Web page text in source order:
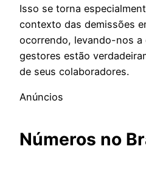
Isso se torna
contexto das demissões
ocorrendo, levando-nos a
gestores estão
de seus colaboradores.
Anúncios
Números no